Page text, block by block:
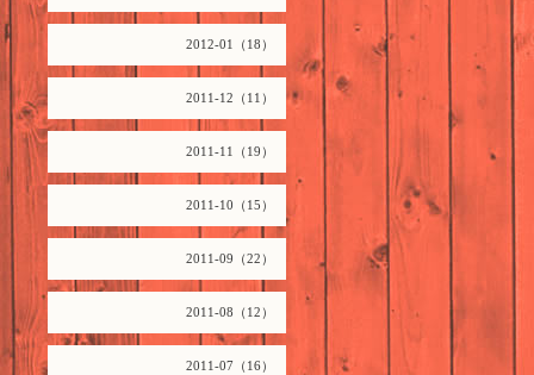
2012-01（18）
2011-12（11）
2011-11（19）
2011-10（15）
2011-09（22）
2011-08（12）
2011-07（16）